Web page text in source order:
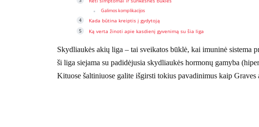
Galimos komplikacijos
Kada būtina kreiptis į gydytoją
Ką verta žinoti apie kasdienį gyvenimą su šia liga
Skydliaukės akių liga – tai sveikatos būklė, kai imuninė sistema
ši liga siejama su padidėjusia skydliaukės hormonų gamyba
Kituose šaltiniuose galite išgirsti tokius pavadinimus kaip